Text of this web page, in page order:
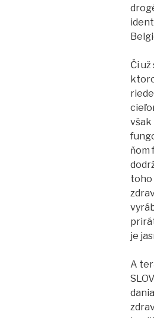
Či
však
ňom
toho
je
A